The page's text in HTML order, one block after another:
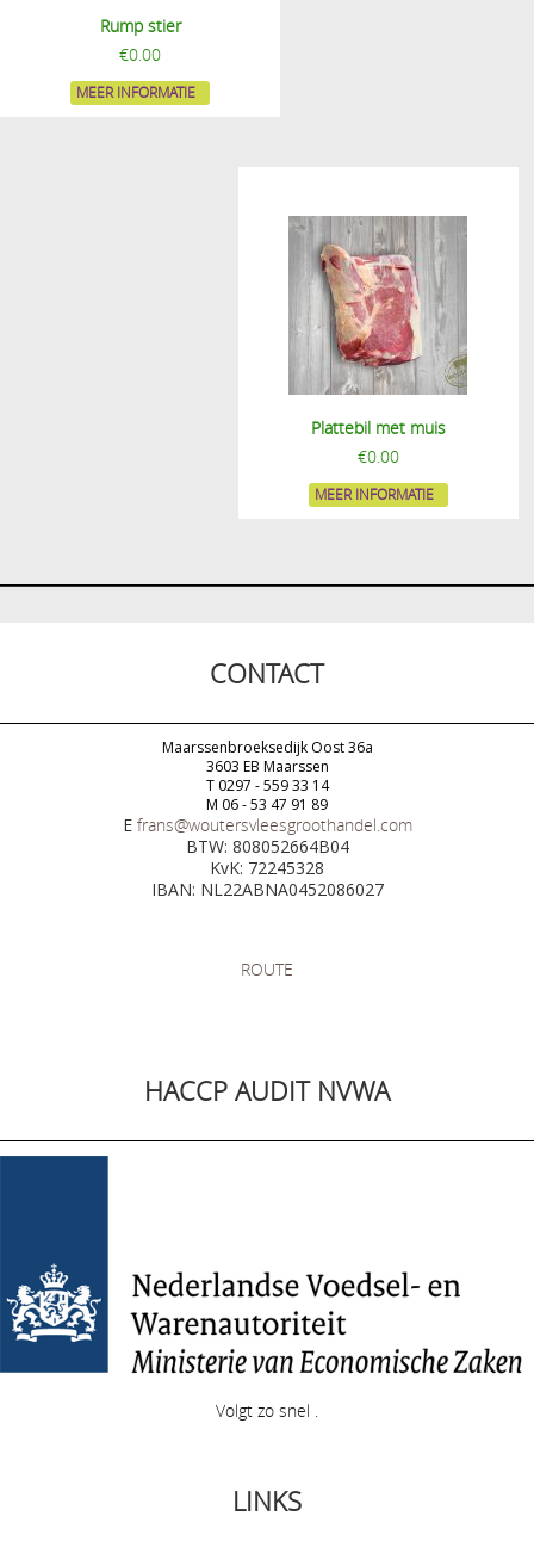
Rump stier
€0.00
MEER INFORMATIE
Plattebil met muis
€0.00
MEER INFORMATIE
CONTACT
Maarssenbroeksedijk Oost 36a
3603 EB Maarssen
T 0297 - 559 33 14
M 06 - 53 47 91 89
E frans@woutersvleesgroothandel.com
BTW: 808052664B04
KvK: 72245328
IBAN: NL22ABNA0452086027
ROUTE
HACCP AUDIT NVWA
Volgt zo snel .
LINKS